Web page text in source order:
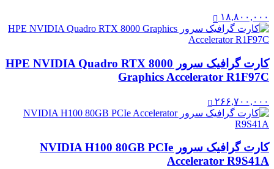
۱۸,۸۰۰,۰۰۰
کارت گرافیک سرور HPE NVIDIA Quadro RTX 8000
Graphics Accelerator R1F97C
۲۶۶,۷۰۰,۰۰۰
کارت گرافیک سرور NVIDIA H100 80GB PCIe
Accelerator R9S41A